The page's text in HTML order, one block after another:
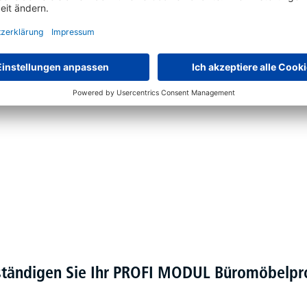
in Alusilber RAL 9006, Weiß RAL 9016 oder
Sie Ihr PROFI MODUL